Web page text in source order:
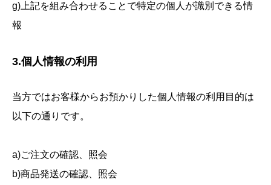
g)上記を組み合わせることで特定の個人が識別できる情
報
3.個人情報の利用
当方ではお客様からお預かりした個人情報の利用目的は
以下の通りです。
a)ご注文の確認、照会
b)商品発送の確認、照会